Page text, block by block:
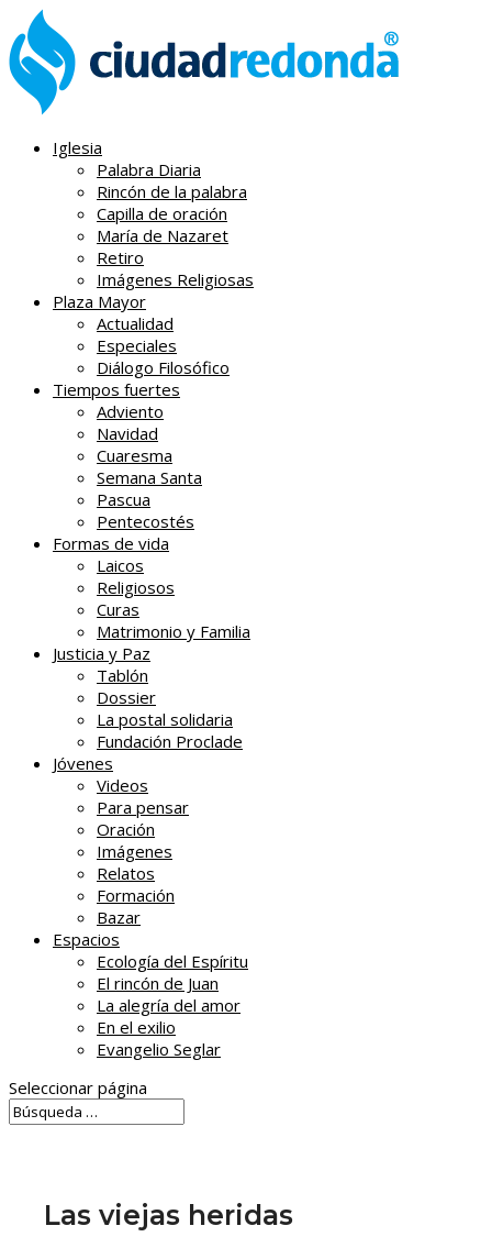
Iglesia
Palabra Diaria
Rincón de la palabra
Capilla de oración
María de Nazaret
Retiro
Imágenes Religiosas
Plaza Mayor
Actualidad
Especiales
Diálogo Filosófico
Tiempos fuertes
Adviento
Navidad
Cuaresma
Semana Santa
Pascua
Pentecostés
Formas de vida
Laicos
Religiosos
Curas
Matrimonio y Familia
Justicia y Paz
Tablón
Dossier
La postal solidaria
Fundación Proclade
Jóvenes
Videos
Para pensar
Oración
Imágenes
Relatos
Formación
Bazar
Espacios
Ecología del Espíritu
El rincón de Juan
La alegría del amor
En el exilio
Evangelio Seglar
Seleccionar página
Las viejas heridas